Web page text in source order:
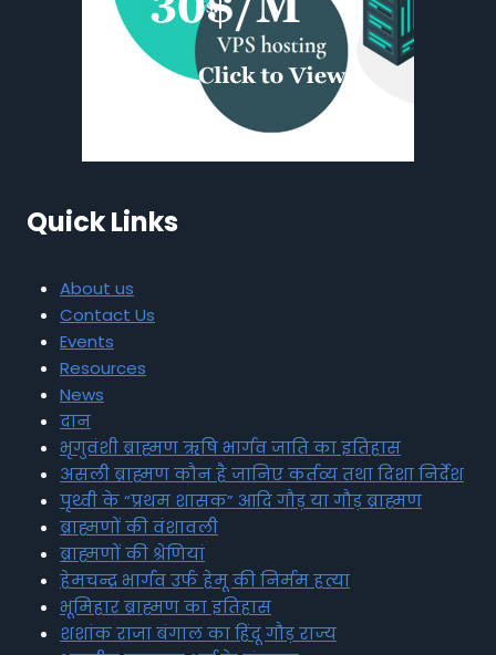
Quick Links
About us
Contact Us
Events
Resources
News
दान
भृगुवंशी ब्राह्मण ऋषि भार्गव जाति का इतिहास
असली ब्राह्मण कौन है जानिए कर्तव्य तथा दिशा निर्देश
पृथ्वी के “प्रथम शासक” आदि गौड़ या गौड़ ब्राह्मण
ब्राह्मणों की वंशावली
ब्राह्मणों की श्रेणियां
हेमचन्द्र भार्गव उर्फ हेमू की निर्मम हत्या
भूमिहार ब्राह्मण का इतिहास
शशांक राजा बंगाल का हिंदू गौड़ राज्य